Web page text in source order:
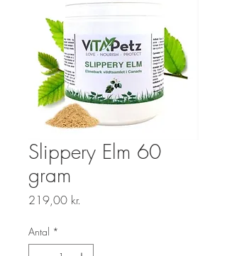
Slippery Elm 60
gram
219,00 kr.
Antal *